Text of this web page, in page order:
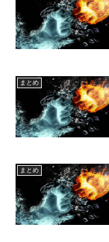
まとめ
まとめ